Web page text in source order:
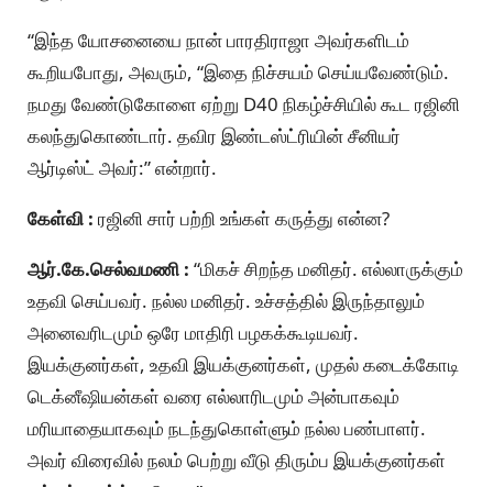
“இந்த யோசனையை நான் பாரதிராஜா அவர்களிடம்
கூறியபோது, அவரும், “இதை நிச்சயம் செய்யவேண்டும்.
நமது வேண்டுகோளை ஏற்று D40 நிகழ்ச்சியில் கூட ரஜினி
கலந்துகொண்டார். தவிர இண்டஸ்ட்ரியின் சீனியர்
ஆர்டிஸ்ட் அவர்:” என்றார்.
கேள்வி : ரஜினி சார் பற்றி உங்கள் கருத்து என்ன?
ஆர்.கே.செல்வமணி : “மிகச் சிறந்த மனிதர். எல்லாருக்கும்
உதவி செய்பவர். நல்ல மனிதர். உச்சத்தில் இருந்தாலும்
அனைவரிடமும் ஒரே மாதிரி பழகக்கூடியவர்.
இயக்குனர்கள், உதவி இயக்குனர்கள், முதல் கடைக்கோடி
டெக்னீஷியன்கள் வரை எல்லாரிடமும் அன்பாகவும்
மரியாதையாகவும் நடந்துகொள்ளும் நல்ல பண்பாளர்.
அவர் விரைவில் நலம் பெற்று வீடு திரும்ப இயக்குனர்கள்